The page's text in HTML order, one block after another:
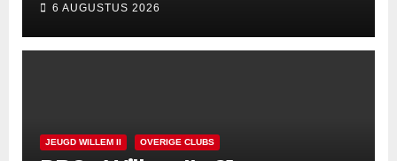
6 AUGUSTUS 2026
JEUGD WILLEM II OVERIGE CLUBS